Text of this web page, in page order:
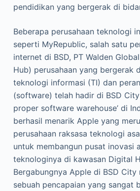
pendidikan yang bergerak di
Beberapa perusahaan teknologi
seperti MyRepublic, salah satu
internet di BSD, PT Walden
Hub) perusahaan yang bergerak
teknologi informasi (TI) dan
(software) telah hadir di BSD City
proper software warehouse’ di
berhasil menarik Apple yang
perusahaan raksasa teknologi
untuk membangun pusat inovasi
teknologinya di kawasan Digital
Bergabungnya Apple di BSD City
sebuah pencapaian yang sangat